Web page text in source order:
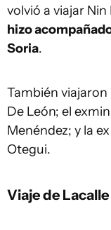
volvió a viajar Nin
hizo
Soria.
También viajaron
De León; el
Menéndez; y la
Otegui.
Viaje de Lacalle